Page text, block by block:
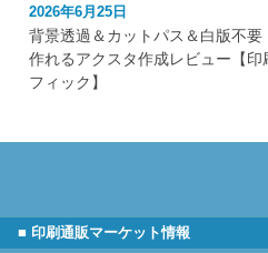
2026年6月25日
背景透過＆カットパス＆白版不要
作れるアクスタ作成レビュー【印
フィック】
■ 印刷通販マーケット情報